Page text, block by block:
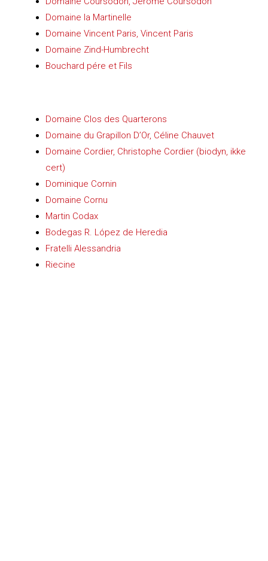
Domaine la Martinelle
Domaine Vincent Paris, Vincent Paris
Domaine Zind-Humbrecht
Bouchard pére et Fils
Domaine Clos des Quarterons
Domaine du Grapillon D’Or, Céline Chauvet
Domaine Cordier, Christophe Cordier (biodyn, ikke
cert)
Dominique Cornin
Domaine Cornu
Martin Codax
Bodegas R. López de Heredia
Fratelli Alessandria
Riecine